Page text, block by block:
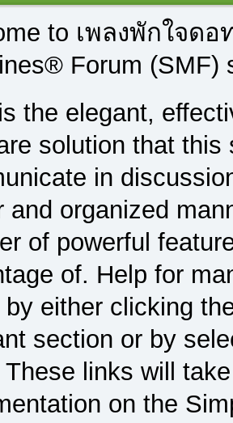
to เพลงพักใจดอ
Forum (SMF)
the elegant,
solution that
in
and organized
of powerful
of. Help for
by either clicking
section or by
These links will
on the